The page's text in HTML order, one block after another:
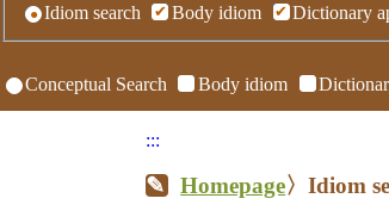
Idiom search
Body idiom Dictionary
Conceptual Search Body idiom
:::
Homepage〉Idiom